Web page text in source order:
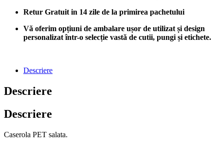
2000ml,
bucati/cutie
Retur Gratuit in 14 zile de la primirea pachetului
Vă oferim opțiuni de ambalare ușor de utilizat și design
personalizat într-o selecție vastă de cutii, pungi și etichete.
Descriere
Descriere
Descriere
Caserola PET salata.